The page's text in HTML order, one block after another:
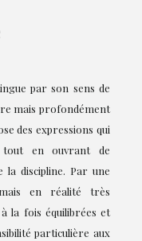
par son sens de
mais profondément
des expressions qui
tout en ouvrant de
la discipline. Par une
en réalité très
la fois équilibrées et
particulière aux